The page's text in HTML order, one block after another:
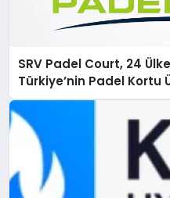
SRV Padel Court, 24
Türkiye’nin Padel Kortu